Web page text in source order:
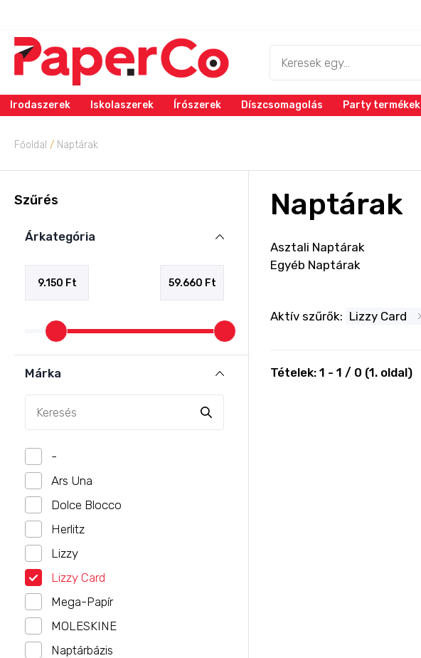
Irodaszerek Iskolaszerek Írószerek Díszcsomagolás Party termékek
Főoldal / Naptárak
Szűrés
Árkategória
Márka
-
Ars Una
Dolce Blocco
Herlitz
Lizzy
Lizzy Card
Mega-Papír
MOLESKINE
Naptárbázis
Naptárak
Asztali Naptárak
Egyéb Naptárak
Aktív szűrők: Lizzy Card
Tételek: 1 - 1 / 0 (1. oldal)